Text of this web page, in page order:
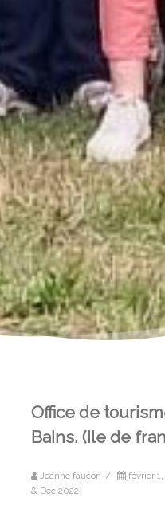
Office de
Bains. (Ile de
Jeanne faucon / février
& Dec 2022